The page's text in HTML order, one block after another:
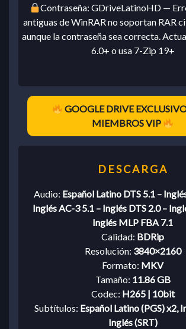
Contraseña: GDriveLatinoHD —
antiguas de WinRAR no soportan RAR
aunque la contraseña sea correcta.
6.0+ o usa 7-Zip 19+
GOOGLE DRIVE
MIEMBROS VIP
Audio: Español Latino DTS 5.1 –
Inglés AC-3 5.1 – Inglés DTS 2.0 –
Inglés MLP FBA 7.1
Calidad: BDRip
Resolución: 3840×2160
Formato: MKV
Tamaño: 11.86 GB
Codec: H265 | 10bit
Subtítulos: Español Latino (PGS) x2,
Inglés (SRT)